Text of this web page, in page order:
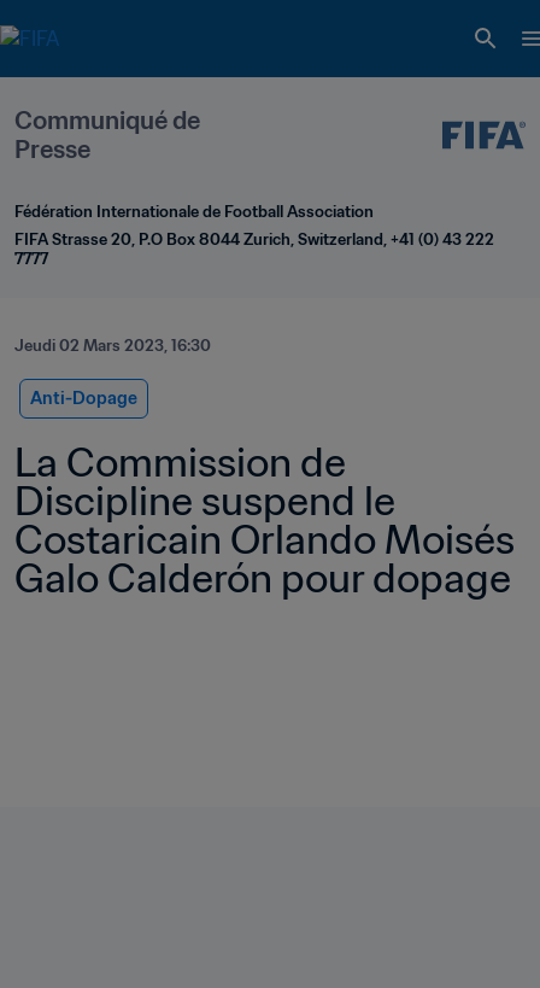
Communiqué de
Presse
Fédération Internationale de Football Association
FIFA Strasse 20, P.O Box 8044 Zurich, Switzerland, +41 (0) 43 222
7777
Jeudi 02 Mars 2023, 16:30
Anti-Dopage
La Commission de
Discipline suspend le
Costaricain Orlando Moisés
Galo Calderón pour dopage